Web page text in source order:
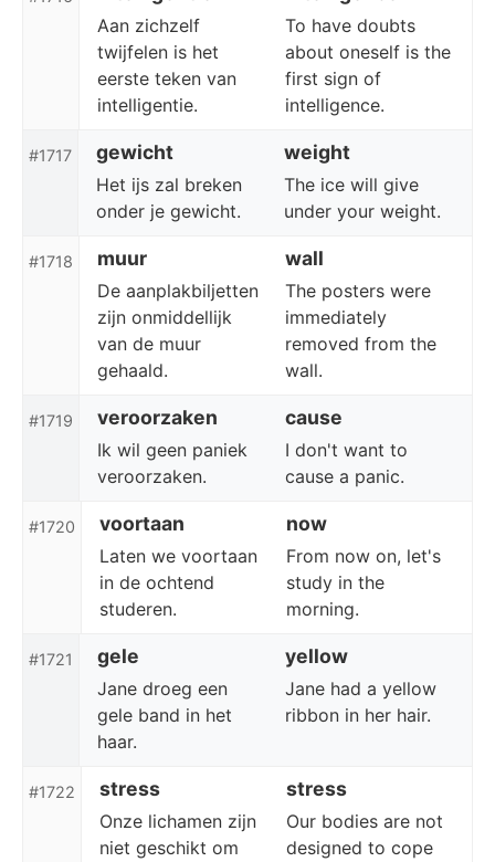
Aan zichzelf
twijfelen is het
eerste teken van
intelligentie.
To have doubts
about oneself is the
first sign of
intelligence.
#1717 gewicht weight
Het ijs zal breken
onder je gewicht.
The ice will give
under your weight.
#1718 muur wall
De aanplakbiljetten
zijn onmiddellijk
van de muur
gehaald.
The posters were
immediately
removed from the
wall.
#1719 veroorzaken cause
Ik wil geen paniek
veroorzaken.
I don't want to
cause a panic.
#1720 voortaan now
Laten we voortaan
in de ochtend
studeren.
From now on, let's
study in the
morning.
#1721 gele yellow
Jane droeg een
gele band in het
haar.
Jane had a yellow
ribbon in her hair.
#1722 stress stress
Onze lichamen zijn
niet geschikt om
Our bodies are not
designed to cope